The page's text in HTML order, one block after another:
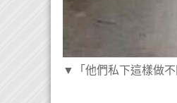
▼​「他們私下這樣做不